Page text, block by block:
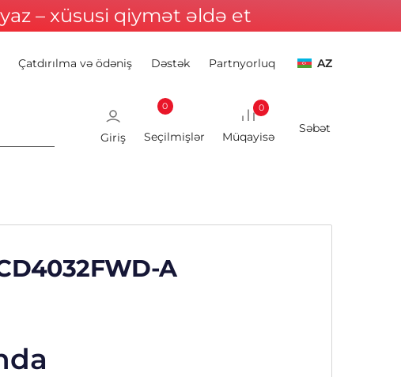
– xüsusi qiymət əldə et
Çatdırılma və ödəniş Dəstək Partnyorluq AZ
Giriş
0 0
A